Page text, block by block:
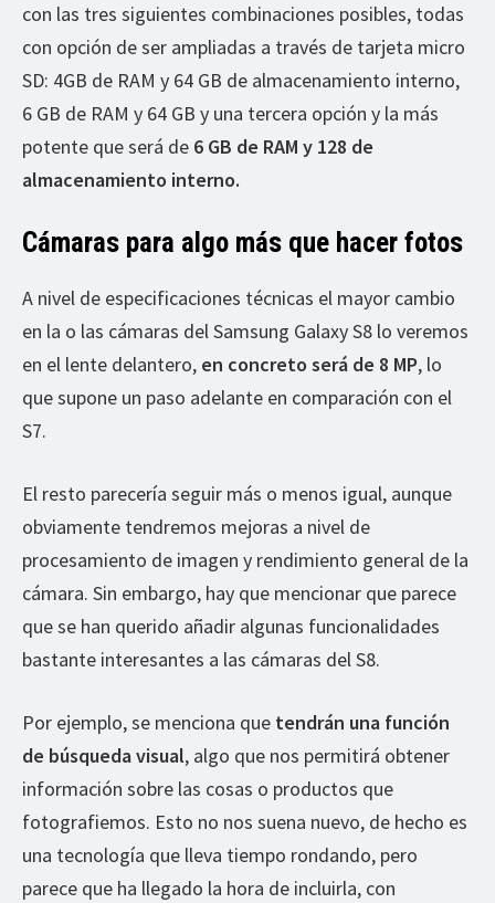
con las tres siguientes combinaciones posibles, todas
con opción de ser ampliadas a través de tarjeta micro
SD: 4GB de RAM y 64 GB de almacenamiento interno,
6 GB de RAM y 64 GB y una tercera opción y la más
potente que será de 6 GB de RAM y 128 de
almacenamiento interno.
Cámaras para algo más que hacer fotos
A nivel de especificaciones técnicas el mayor cambio
en la o las cámaras del Samsung Galaxy S8 lo veremos
en el lente delantero, en concreto será de 8 MP, lo
que supone un paso adelante en comparación con el
S7.
El resto parecería seguir más o menos igual, aunque
obviamente tendremos mejoras a nivel de
procesamiento de imagen y rendimiento general de la
cámara. Sin embargo, hay que mencionar que parece
que se han querido añadir algunas funcionalidades
bastante interesantes a las cámaras del S8.
Por ejemplo, se menciona que tendrán una función
de búsqueda visual, algo que nos permitirá obtener
información sobre las cosas o productos que
fotografiemos. Esto no nos suena nuevo, de hecho es
una tecnología que lleva tiempo rondando, pero
parece que ha llegado la hora de incluirla, con